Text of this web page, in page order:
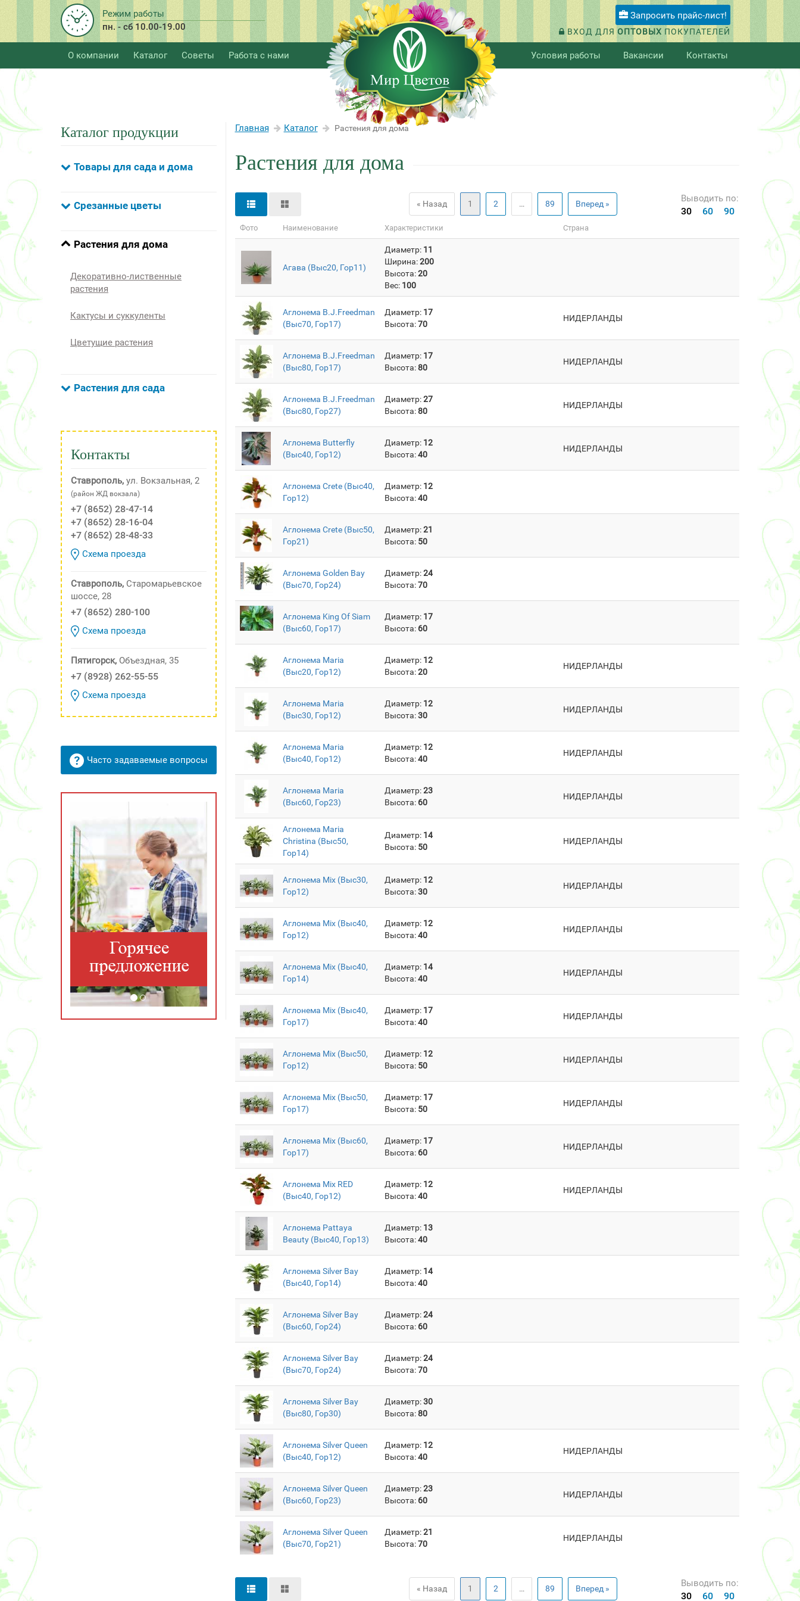
Режим работы
пн. - сб 10.00-19.00
Запросить прайс-лист!
ВХОД ДЛЯ ОПТОВЫХ ПОКУПАТЕЛЕЙ
О компании Каталог Советы Работа с нами Условия работы Вакансии Контакты
Каталог продукции
Товары для сада и дома
Срезанные цветы
Растения для дома
Декоративно-лиственные
растения
Кактусы и суккуленты
Цветущие растения
Растения для сада
Контакты
Ставрополь, ул. Вокзальная, 2
(район ЖД вокзала)
+7 (8652) 28-47-14
+7 (8652) 28-16-04
+7 (8652) 28-48-33
Схема проезда
Ставрополь, Старомарьевское
шоссе, 28
+7 (8652) 280-100
Схема проезда
Пятигорск, Объездная, 35
+7 (8928) 262-55-55
Схема проезда
Часто задаваемые вопросы
Главная Каталог Растения для дома
Растения для дома
« Назад 1 2 … 89 Вперед » Выводить по:
30 60 90
Фото Наименование Характеристики Страна
Агава (Выс20, Гор11)
Диаметр: 11
Ширина:200
Высота:20
Вес: 100
Аглонема B.J.Freedman
(Выс70, Гор17)
Диаметр: 17
Высота:70
НИДЕРЛАНДЫ
Аглонема B.J.Freedman
(Выс80, Гор17)
Диаметр: 17
Высота:80
НИДЕРЛАНДЫ
Аглонема B.J.Freedman
(Выс80, Гор27)
Диаметр:27
Высота:80
НИДЕРЛАНДЫ
Аглонема Butterfly
(Выс40, Гор12)
Диаметр: 12
Высота:40
НИДЕРЛАНДЫ
Аглонема Crete (Выс40,
Гор12)
Диаметр: 12
Высота:40
Аглонема Crete (Выс50,
Гор21)
Диаметр:21
Высота: 50
Аглонема Golden Bay
(Выс70, Гор24)
Диаметр:24
Высота:70
Аглонема King Of Siam
(Выс60, Гор17)
Диаметр: 17
Высота: 60
Аглонема Maria
(Выс20, Гор12)
Диаметр: 12
Высота:20
НИДЕРЛАНДЫ
Аглонема Maria
(Выс30, Гор12)
Диаметр: 12
Высота:30
НИДЕРЛАНДЫ
Аглонема Maria
(Выс40, Гор12)
Диаметр: 12
Высота:40
НИДЕРЛАНДЫ
Аглонема Maria
(Выс60, Гор23)
Диаметр:23
Высота: 60
НИДЕРЛАНДЫ
Аглонема Maria
Christina (Выс50,
Гор14)
Диаметр: 14
Высота: 50
НИДЕРЛАНДЫ
Аглонема Mix (Выс30,
Гор12)
Диаметр: 12
Высота:30
НИДЕРЛАНДЫ
Аглонема Mix (Выс40,
Гор12)
Диаметр: 12
Высота:40
НИДЕРЛАНДЫ
Аглонема Mix (Выс40,
Гор14)
Диаметр: 14
Высота:40
НИДЕРЛАНДЫ
Аглонема Mix (Выс40,
Гор17)
Диаметр: 17
Высота:40
НИДЕРЛАНДЫ
Аглонема Mix (Выс50,
Гор12)
Диаметр: 12
Высота: 50
НИДЕРЛАНДЫ
Аглонема Mix (Выс50,
Гор17)
Диаметр: 17
Высота: 50
НИДЕРЛАНДЫ
Аглонема Mix (Выс60,
Гор17)
Диаметр: 17
Высота: 60
НИДЕРЛАНДЫ
Аглонема Mix RED
(Выс40, Гор12)
Диаметр: 12
Высота:40
НИДЕРЛАНДЫ
Аглонема Pattaya
Beauty (Выс40, Гор13)
Диаметр: 13
Высота:40
Аглонема Silver Bay
(Выс40, Гор14)
Диаметр: 14
Высота:40
Аглонема Silver Bay
(Выс60, Гор24)
Диаметр:24
Высота: 60
Аглонема Silver Bay
(Выс70, Гор24)
Диаметр:24
Высота:70
Аглонема Silver Bay
(Выс80, Гор30)
Диаметр:30
Высота:80
Аглонема Silver Queen
(Выс40, Гор12)
Диаметр: 12
Высота:40
НИДЕРЛАНДЫ
Аглонема Silver Queen
(Выс60, Гор23)
Диаметр:23
Высота: 60
НИДЕРЛАНДЫ
Аглонема Silver Queen
(Выс70, Гор21)
Диаметр:21
Высота:70
НИДЕРЛАНДЫ
« Назад 1 2 … 89 Вперед » Выводить по:
30 60 90